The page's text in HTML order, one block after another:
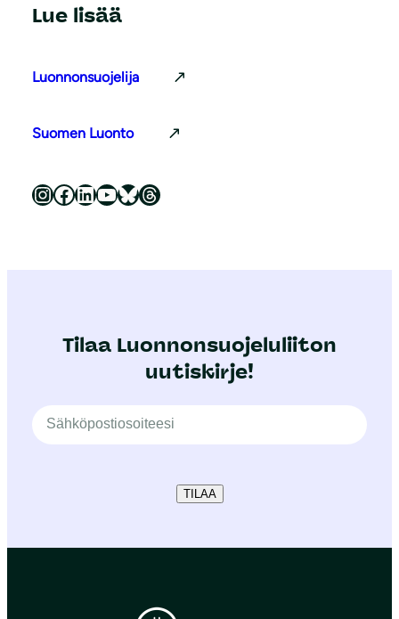
Lue lisää
Luonnonsuojelija
Suomen Luonto
Luonnonsuojeluliitto Instagramissa Luonnonsuojeluliitto Facebookissa Luonnonsuojeluliitto LinkedInissä Luonnonsuojeluliiton YouTube-kanava Luonnonsuojeluliitto Blueskyssa Luonnonsuojeluliitto Threadsissa
Tilaa Luonnonsuojeluliiton
uutiskirje!
TILAA